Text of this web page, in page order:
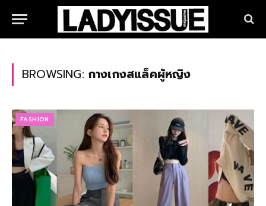
BROWSING: กางเกงสแล็คผู้หญิง
FASHION